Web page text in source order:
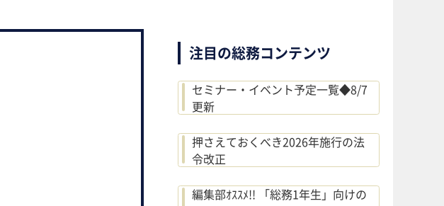
注目の総務コンテンツ
セミナー・イベント予定一覧◆8/7
更新
押さえておくべき2026年施行の法
令改正
編集部ｵｽｽﾒ!! 「総務1年生」向けの